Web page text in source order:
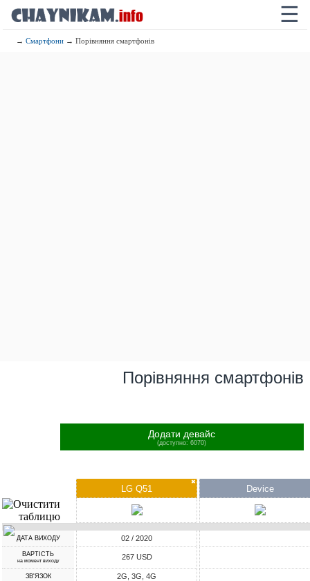
☰
→Смартфони → Порівняння смартфонів
Порівняння смартфонів
Додати девайс
(доступно: 6070)
✖
LG Q51 Device
ДАТА ВИХОДУ 02 / 2020
ВАРТІСТЬ
на момент виходу 267 USD
ЗВ'ЯЗОК 2G, 3G, 4G